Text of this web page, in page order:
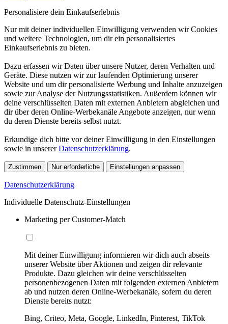
Personalisiere dein Einkaufserlebnis
Nur mit deiner individuellen Einwilligung verwenden wir Cookies
und weitere Technologien, um dir ein personalisiertes
Einkaufserlebnis zu bieten.
Dazu erfassen wir Daten über unsere Nutzer, deren Verhalten und
Geräte. Diese nutzen wir zur laufenden Optimierung unserer
Website und um dir personalisierte Werbung und Inhalte anzuzeigen
sowie zur Analyse der Nutzungsstatistiken. Außerdem können wir
deine verschlüsselten Daten mit externen Anbietern abgleichen und
dir über deren Online-Werbekanäle Angebote anzeigen, nur wenn
du deren Dienste bereits selbst nutzt.
Erkundige dich bitte vor deiner Einwilligung in den Einstellungen
sowie in unsererDatenschutzerklärung.
Zustimmen Nur erforderliche Einstellungen anpassen
Datenschutzerklärung
Individuelle Datenschutz-Einstellungen
Marketing per Customer-Match
Mit deiner Einwilligung informieren wir dich auch abseits
unserer Website über Aktionen und zeigen dir relevante
Produkte. Dazu gleichen wir deine verschlüsselten
personenbezogenen Daten mit folgenden externen Anbietern
ab und nutzen deren Online-Werbekanäle, sofern du deren
Dienste bereits nutzt:
Bing, Criteo, Meta, Google, LinkedIn, Pinterest, TikTok